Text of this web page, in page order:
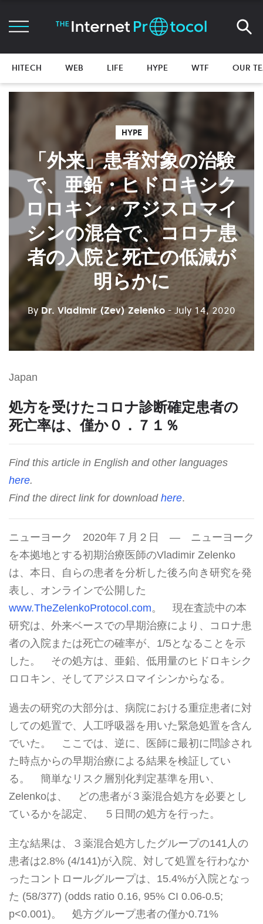
HITECH WEB LIFE HYPE WTF OUR
HYPE
「外来」患者対象の治験
で、亜鉛・ヒドロキシク
ロロキン・アジスロマイ
シンの混合で、コロナ患
者の入院と死亡の低減が
明らかに
By Dr. Vladimir (Zev) Zelenko - July 14, 2020
Japan
処方を受けたコロナ診断確定患者の
死亡率は、僅か０．７１％
Find this article in English and other languages
here.
Find the direct link for download here.
ニューヨーク 2020年７月２日 ― ニューヨーク
を本拠地とする初期治療医師のVladimir Zelenko
は、本日、自らの患者を分析した後ろ向き研究を発
表し、オンラインで公開した
www.TheZelenkoProtocol.com。 現在査読中の本
研究は、外来ベースでの早期治療により、コロナ患
者の入院または死亡の確率が、1/5となることを示
した。 その処方は、亜鉛、低用量のヒドロキシク
ロロキン、そしてアジスロマイシンからなる。
過去の研究の大部分は、病院における重症患者に対
しての処置で、人工呼吸器を用いた緊急処置を含ん
でいた。 ここでは、逆に、医師に最初に問診され
た時点からの早期治療による結果を検証してい
る。 簡単なリスク層別化判定基準を用い、
Zelenkoは、 どの患者が３薬混合処方を必要とし
ているかを認定、 ５日間の処方を行った。
主な結果は、３薬混合処方したグループの141人の
患者は2.8% (4/141)が入院、対して処置を行わなか
ったコントロールグループは、15.4%が入院となっ
た (58/377) (odds ratio 0.16, 95% CI 0.06-0.5;
p<0.001)。 処方グループ患者の僅か0.71%